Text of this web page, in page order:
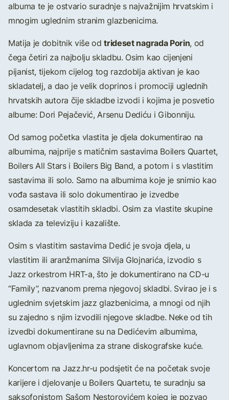
albuma te je ostvario suradnje s najvažnijim hrvatskim i
mnogim uglednim stranim glazbenicima.
Matija je dobitnik više odtrideset nagrada Porin, od
čega četiri za najbolju skladbu. Osim kao cijenjeni
pijanist, tijekom cijelog tog razdoblja aktivan je kao
skladatelj, a dao je velik doprinos i promociji uglednih
hrvatskih autora čije skladbe izvodi i kojima je posvetio
albume: Dori Pejačević, Arsenu Dediću i Gibonniju.
Od samog početka vlastita je djela dokumentirao na
albumima, najprije s matičnim sastavima Boilers Quartet,
Boilers All Stars i Boilers Big Band, a potom i s vlastitim
sastavima ili solo. Samo na albumima koje je snimio kao
vođa sastava ili solo dokumentirao je izvedbe
osamdesetak vlastitih skladbi. Osim za vlastite skupine
sklada za televiziju i kazalište.
Osim s vlastitim sastavima Dedić je svoja djela, u
vlastitim ili aranžmanima Silvija Glojnarića, izvodio s
Jazz orkestrom HRT-a, što je dokumentirano na CD-u
“Family”, nazvanom prema njegovoj skladbi. Svirao je i s
uglednim svjetskim jazz glazbenicima, a mnogi od njih
su zajedno s njim izvodili njegove skladbe. Neke od tih
izvedbi dokumentirane su na Dedićevim albumima,
uglavnom objavljenima za strane diskografske kuće.
Koncertom na Jazz.hr-u podsjetit će na početak svoje
karijere i djelovanje u Boilers Quartetu, te suradnju sa
saksofonistom Sašom Nestorovićem kojeg je pozvao